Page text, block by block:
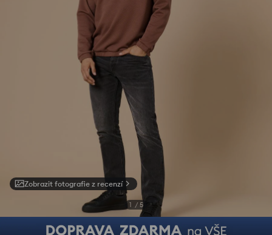
Zobrazit fotografie z recenzí
1 / 5